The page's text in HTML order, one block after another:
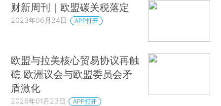
财新周刊｜欧盟碳关税落定
2023年06月24日 APP打开
欧盟与拉美核心贸易协议再触
礁 欧洲议会与欧盟委员会矛
盾激化
2026年01月23日 APP打开